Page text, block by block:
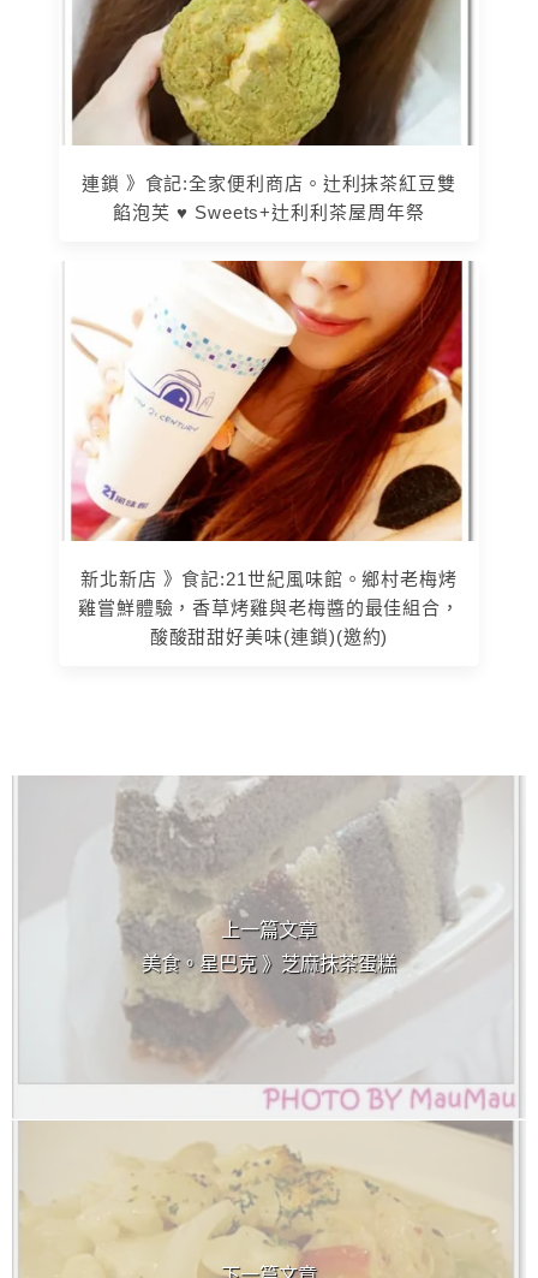
連鎖 》食記:全家便利商店。辻利抹茶紅豆雙
餡泡芙 ♥ Sweets+辻利利茶屋周年祭
新北新店 》食記:21世紀風味館。鄉村老梅烤
雞嘗鮮體驗，香草烤雞與老梅醬的最佳組合，
酸酸甜甜好美味(連鎖)(邀約)
上 / 下一篇文章
上一篇文章
美食。星巴克 》芝麻抹茶蛋糕